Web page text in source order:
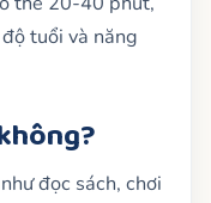
tuổi và năng
đọc sách, chơi